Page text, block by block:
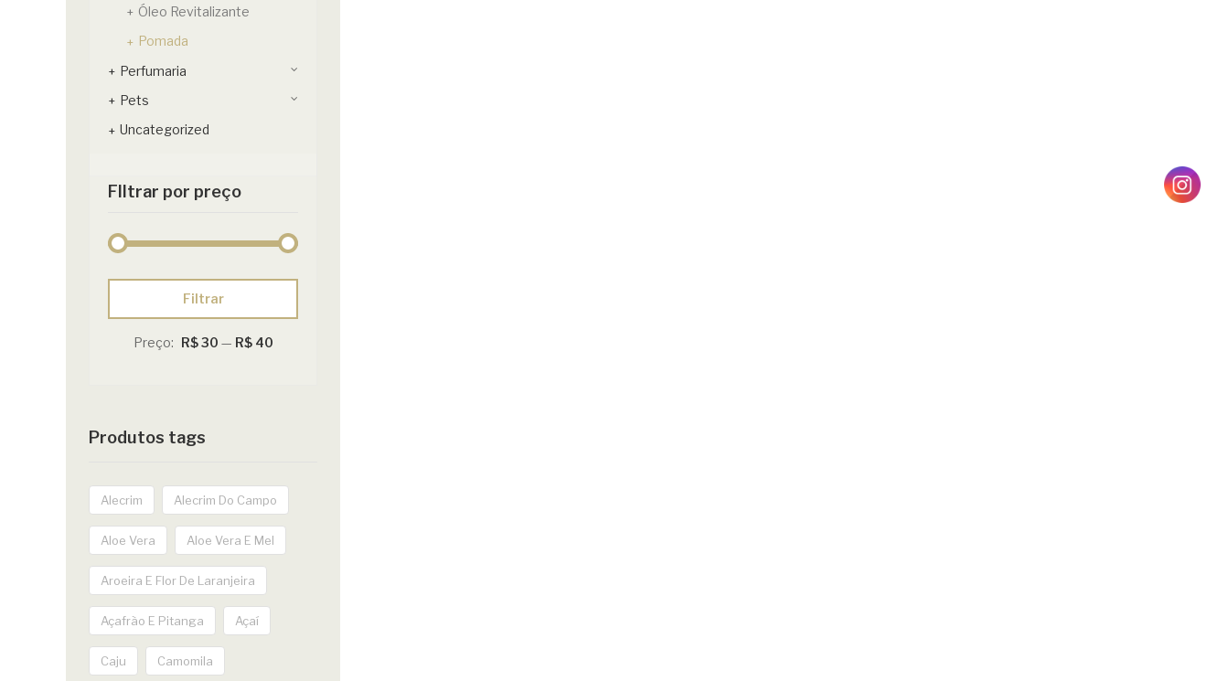
Óleo Revitalizante
Pomada
Perfumaria
Pets
Uncategorized
FIltrar por preço
mínimo
máximo
Filtrar
Preço: R$ 30 — R$ 40
Produtos tags
Alecrim Alecrim Do Campo
Aloe Vera Aloe Vera E Mel
Aroeira E Flor De Laranjeira
Açafrão E Pitanga Açaí
Caju Camomila